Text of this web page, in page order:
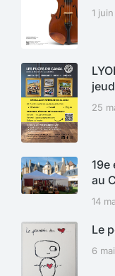
1
25
19e
au
14
Le
6